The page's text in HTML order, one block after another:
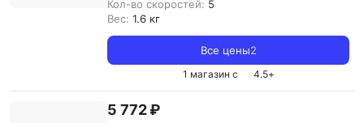
Кол-во скоростей: 5
Вес: 1.6 кг
Все цены2
1 магазин с 4.5+
5 772 ₽